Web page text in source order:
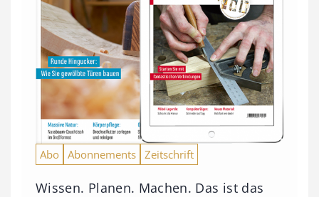
Abo Abonnements Zeitschrift
Wissen. Planen. Machen. Das ist das